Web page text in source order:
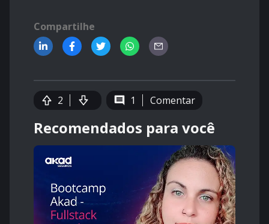
Compartilhe
2 1 Comentar
Recomendados para você